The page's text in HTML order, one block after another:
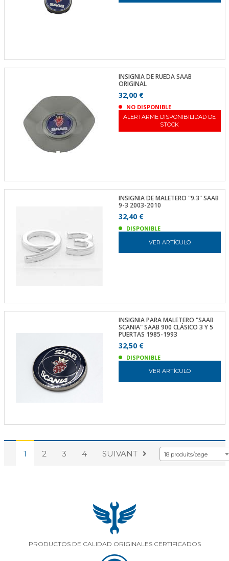
INSIGNIA DE RUEDA SAAB
ORIGINAL
32,00 €
NO DISPONIBLE
ALERTARME DISPONIBILIDAD DE
STOCK
INSIGNIA DE MALETERO "9.3" SAAB
9-3 2003-2010
32,40 €
DISPONIBLE
VER ARTÍCULO
INSIGNIA PARA MALETERO "SAAB
SCANIA" SAAB 900 CLÁSICO 3 Y 5
PUERTAS 1985-1993
32,50 €
DISPONIBLE
VER ARTÍCULO
1 2 3 4 SUIVANT 18 produits/page
PRODUCTOS DE CALIDAD ORIGINALES CERTIFICADOS